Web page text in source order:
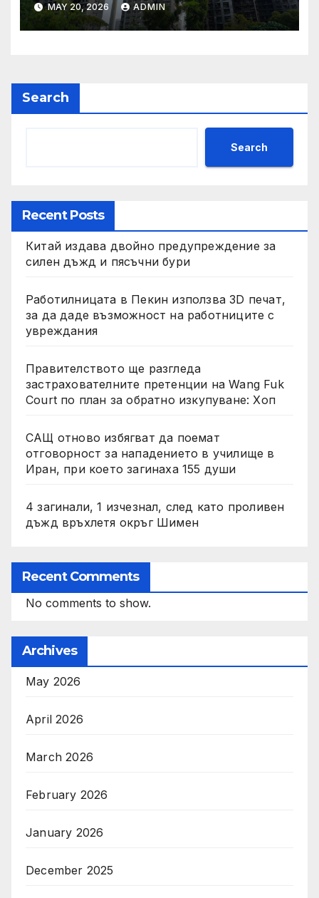
претенции на Wang Fuk
Court по план за обратно
MAY 20, 2026 ADMIN
Search
Search
Recent Posts
Китай издава двойно предупреждение за
силен дъжд и пясъчни бури
Работилницата в Пекин използва 3D печат,
за да даде възможност на работниците с
увреждания
Правителството ще разгледа
застрахователните претенции на Wang Fuk
Court по план за обратно изкупуване: Хоп
САЩ отново избягват да поемат
отговорност за нападението в училище в
Иран, при което загинаха 155 души
4 загинали, 1 изчезнал, след като проливен
дъжд връхлетя окръг Шимен
Recent Comments
No comments to show.
Archives
May 2026
April 2026
March 2026
February 2026
January 2026
December 2025